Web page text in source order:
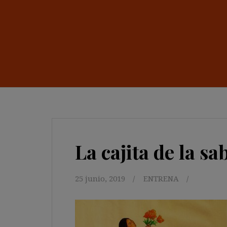
La cajita de la
25 junio, 2019 ENTRENA